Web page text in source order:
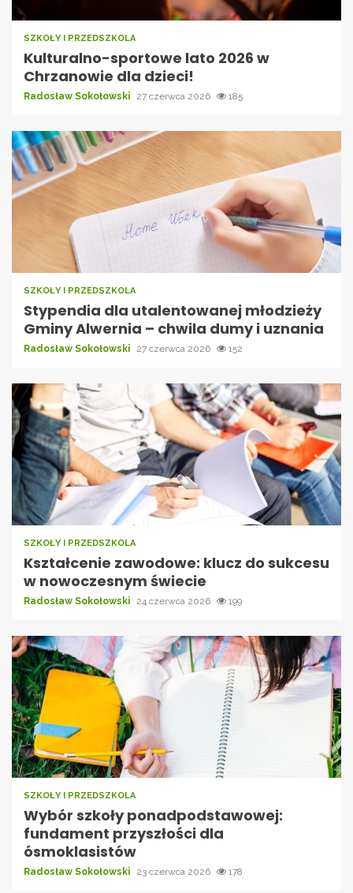
SZKOŁY I PRZEDSZKOLA
Kulturalno-sportowe lato 2026 w
Chrzanowie dla dzieci!
Radosław Sokołowski 27 czerwca 2026 185
SZKOŁY I PRZEDSZKOLA
Stypendia dla utalentowanej młodzieży
Gminy Alwernia – chwila dumy i uznania
Radosław Sokołowski 27 czerwca 2026 152
SZKOŁY I PRZEDSZKOLA
Kształcenie zawodowe: klucz do sukcesu
w nowoczesnym świecie
Radosław Sokołowski 24 czerwca 2026 199
SZKOŁY I PRZEDSZKOLA
Wybór szkoły ponadpodstawowej:
fundament przyszłości dla
ósmoklasistów
Radosław Sokołowski 23 czerwca 2026 178